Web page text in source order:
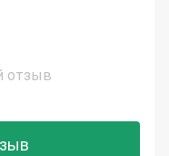
отзыв